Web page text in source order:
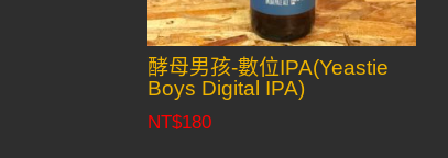
酵母男孩-數位IPA(Yeastie
Boys Digital IPA)
NT$180